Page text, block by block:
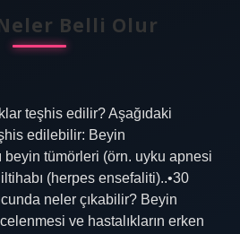
Belli Olur
teşhis edilir? Aşağıdaki
edilebilir: Beyin
beyin tümörleri (örn. uyku apnesi
(herpes ensefaliti)..•30
neler çıkabilir? Beyin
ve hastalıkların erken